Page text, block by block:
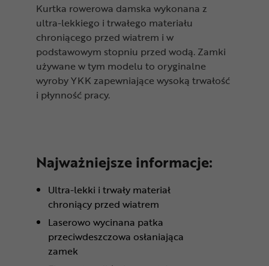
Kurtka rowerowa damska wykonana z
ultra-lekkiego i trwałego materiału
chroniącego przed wiatrem i w
podstawowym stopniu przed wodą. Zamki
używane w tym modelu to oryginalne
wyroby YKK zapewniające wysoką trwałość
i płynność pracy.
Najważniejsze informacje:
Ultra-lekki i trwały materiał
chroniący przed wiatrem
Laserowo wycinana patka
przeciwdeszczowa osłaniająca
zamek